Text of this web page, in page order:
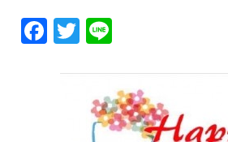
F
a
c
T
w
itt
er
e